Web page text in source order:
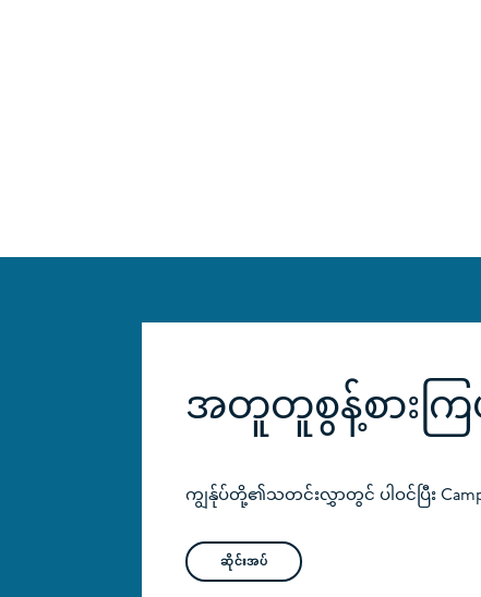
အတူတူစွန့်စားကြ
ကျွန်ုပ်တို့၏သတင်းလွှာတွင် ပါဝင်ပြီး
ဆိုင်းအပ်